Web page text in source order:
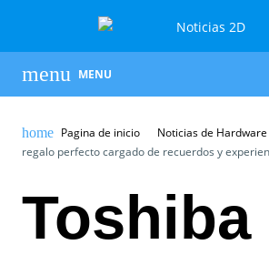
MENU
Pagina de inicio Noticias de Hardware
regalo perfecto cargado de recuerdos y
Toshiba